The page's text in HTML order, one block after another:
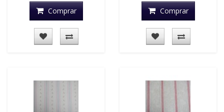
Comprar Comprar